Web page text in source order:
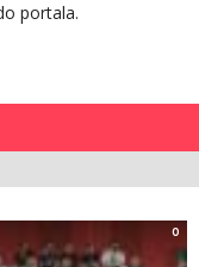
portala.
0